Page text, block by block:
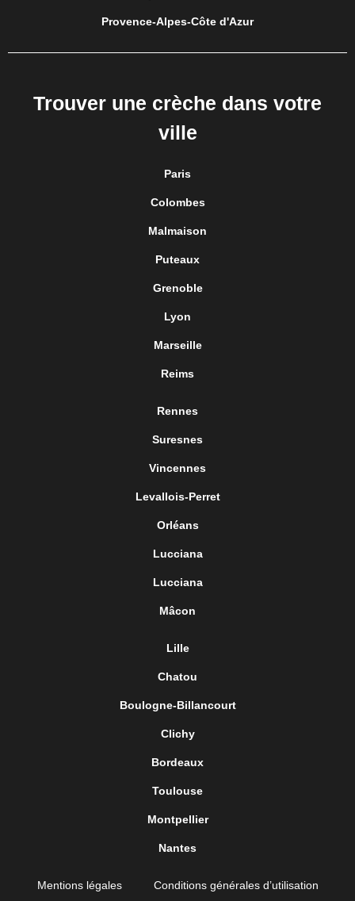
Provence-Alpes-Côte d'Azur
Trouver une crèche dans votre
ville
Paris
Colombes
Malmaison
Puteaux
Grenoble
Lyon
Marseille
Reims
Rennes
Suresnes
Vincennes
Levallois-Perret
Orléans
Lucciana
Lucciana
Mâcon
Lille
Chatou
Boulogne-Billancourt
Clichy
Bordeaux
Toulouse
Montpellier
Nantes
Mentions légales Conditions générales d’utilisation